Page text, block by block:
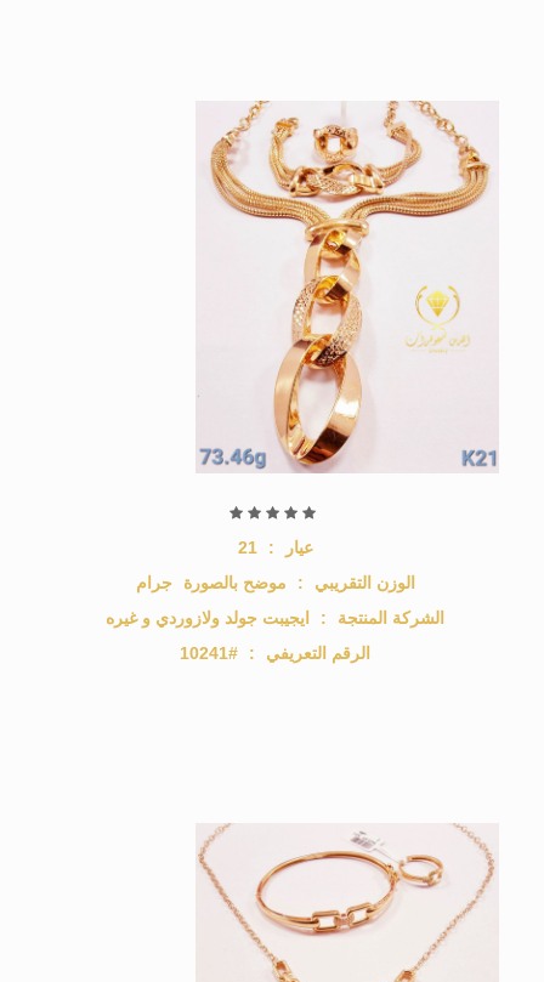
عيار :
21
الوزن التقريبي
: موضح بالصورة
جرام
الشركة المنتجة
:
ايجيبت جولد ولازوردي و غيره
الرقم التعريفي
:
#10241